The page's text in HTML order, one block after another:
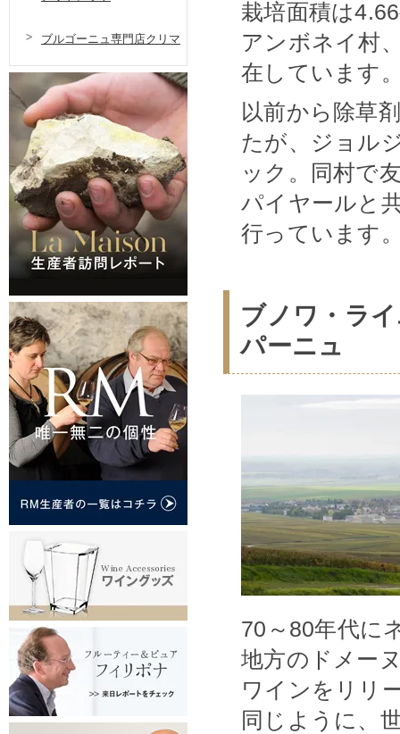
栽培面積は
アンボネイ村
在しています
以前から除草
たが、ジョル
ック。同村で
パイヤールと
行っています
ブノワ・ラ
パーニュ
70～80年代に
地方のドメー
ワインをリリ
同じように、
ブルゴーニュ専門店クリマ